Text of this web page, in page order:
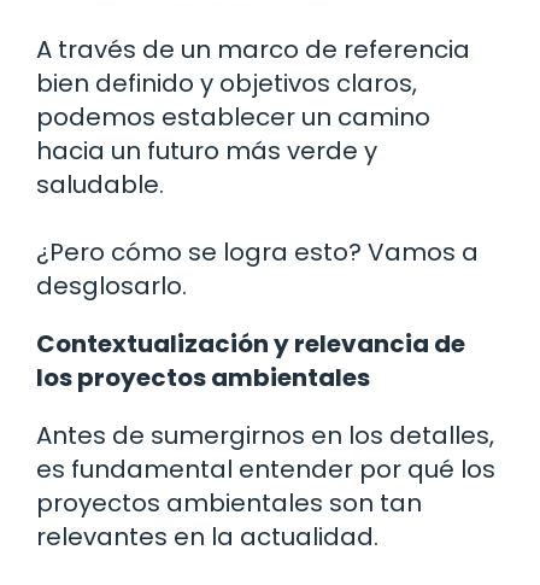
A través de un marco de referencia
bien definido y objetivos claros,
podemos establecer un camino
hacia un futuro más verde y
saludable.
¿Pero cómo se logra esto? Vamos a
desglosarlo.
Contextualización y relevancia de
los proyectos ambientales
Antes de sumergirnos en los detalles,
es fundamental entender por qué los
proyectos ambientales son tan
relevantes en la actualidad.